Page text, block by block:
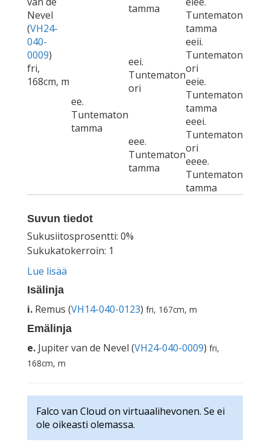
Nevel
(VH24-
040-
0009)
fri,
168cm, m
tamma
Tuntematon
tamma
ee.
Tuntematon
tamma
eei.
Tuntematon
ori
eeii.
Tuntematon
ori
eeie.
Tuntematon
tamma
eee.
Tuntematon
tamma
eeei.
Tuntematon
ori
eeee.
Tuntematon
tamma
Suvun tiedot
Sukusiitosprosentti: 0%
Sukukatokerroin: 1
Lue lisää
Isälinja
i. Remus (VH14-040-0123) fri, 167cm, m
Emälinja
e. Jupiter van de Nevel (VH24-040-0009) fri,
168cm, m
Falco van Cloud on virtuaalihevonen. Se ei
ole oikeasti olemassa.